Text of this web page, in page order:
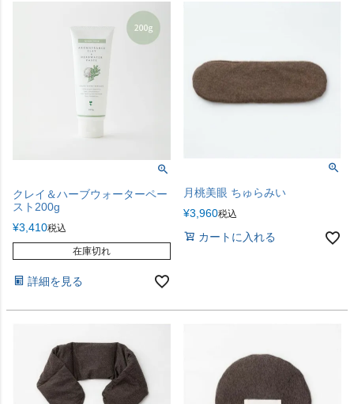
クレイ＆ハーブウォーターペー
スト200g
¥3,410税込
在庫切れ
詳細を見る
月桃美眼 ちゅらみい
¥3,960税込
カートに入れる